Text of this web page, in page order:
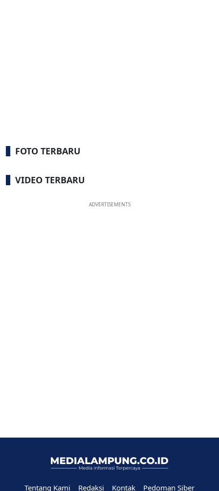
FOTO TERBARU
VIDEO TERBARU
ADVERTISEMENTS
Tentang Kami Redaksi Kontak Pedoman Siber